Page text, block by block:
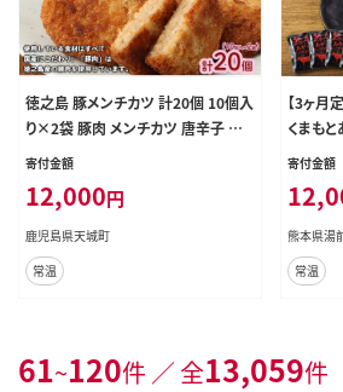
徳之島 豚メンチカツ 計20個 10個入
り×2袋 豚肉 メンチカツ 唐辛子 ヤ
マシークニン
寄付金額
12,000円
鹿児島県天城町
常温
【3ヶ月
くまも
計
寄付金額
熊本県湯
常温
61~120件 ／ 全13,059件